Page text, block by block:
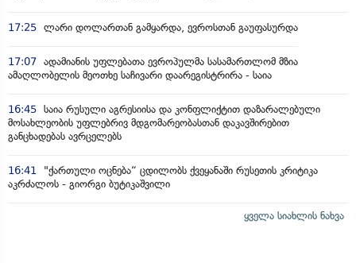
17:25 ლარი დოლართან გამყარდა, ევროსთან გაუფასურდა
17:07 ადამიანის უფლებათა ევროპულმა სასამართლომ მზია
ამაღლობელის მეოთხე საჩივარი დაარეგისტრირა - საია
16:45 საია რუსული აგრესიისა და კონფლიქტით დაზარალებული
მოსახლეობის უფლებრივ მდგომარეობასთან დაკავშირებით
განცხადებას ავრცელებს
16:41
"ქართული ოცნება“ ცდილობს ქვეყანაში რუსეთის კრიტიკა
აკრძალოს - გიორგი ბუტიკაშვილი
ყველა სიახლის ნახვა